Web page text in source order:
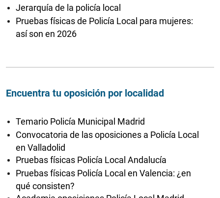
Jerarquía de la policía local
Pruebas físicas de Policía Local para mujeres:
así son en 2026
Encuentra tu oposición por localidad
Temario Policía Municipal Madrid
Convocatoria de las oposiciones a Policía Local
en Valladolid
Pruebas físicas Policía Local Andalucía
Pruebas físicas Policía Local en Valencia: ¿en
qué consisten?